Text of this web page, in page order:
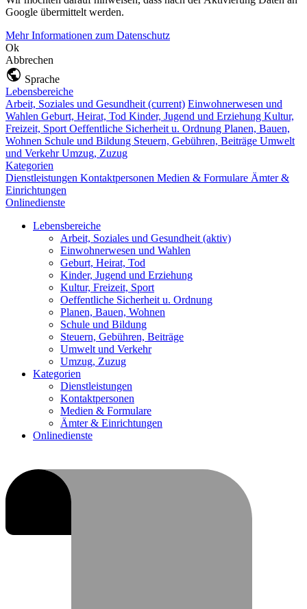
Google übermittelt werden.
Mehr Informationen zum Datenschutz
Ok
Abbrechen
Sprache
Lebensbereiche
Arbeit, Soziales und Gesundheit (current) Einwohnerwesen und
Wahlen Geburt, Heirat, Tod Kinder, Jugend und Erziehung Kultur,
Freizeit, Sport Oeffentliche Sicherheit u. Ordnung Planen, Bauen,
Wohnen Schule und Bildung Steuern, Gebühren, Beiträge Umwelt
und VerkehrUmzug, Zuzug
Kategorien
Dienstleistungen Kontaktpersonen Medien & Formulare Ämter &
Einrichtungen
Onlinedienste
Lebensbereiche
Arbeit, Soziales und Gesundheit (aktiv)
Einwohnerwesen und Wahlen
Geburt, Heirat, Tod
Kinder, Jugend und Erziehung
Kultur, Freizeit, Sport
Oeffentliche Sicherheit u. Ordnung
Planen, Bauen, Wohnen
Schule und Bildung
Steuern, Gebühren, Beiträge
Umwelt und Verkehr
Umzug, Zuzug
Kategorien
Dienstleistungen
Kontaktpersonen
Medien & Formulare
Ämter & Einrichtungen
Onlinedienste